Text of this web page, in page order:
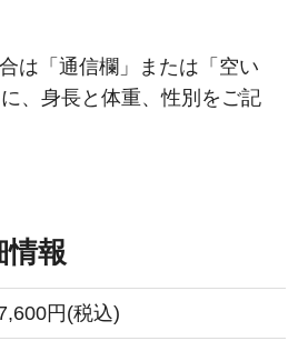
は「通信欄」または「空い
、身長と体重、性別をご記
情報
円(税込)